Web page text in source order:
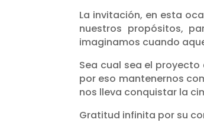
La invitación, en esta
nuestros propósitos,
imaginamos cuando
Sea cual sea el
por eso mantenernos
nos lleva conquistar la
Gratitud infinita por su